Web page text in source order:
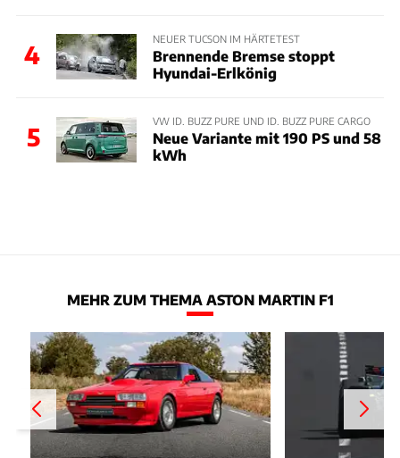
4
NEUER TUCSON IM HÄRTETEST
Brennende Bremse stoppt
Hyundai-Erlkönig
5
VW ID. BUZZ PURE UND ID. BUZZ PURE CARGO
Neue Variante mit 190 PS und 58
kWh
MEHR ZUM THEMA ASTON MARTIN F1